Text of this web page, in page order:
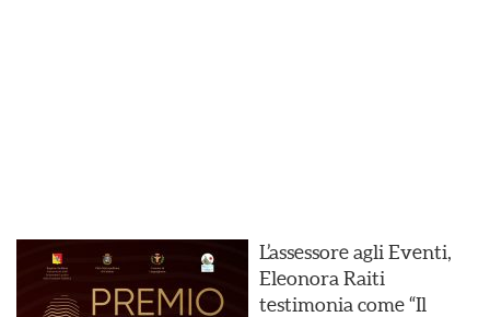
L’assessore agli Eventi,
Eleonora Raiti
testimonia come “Il